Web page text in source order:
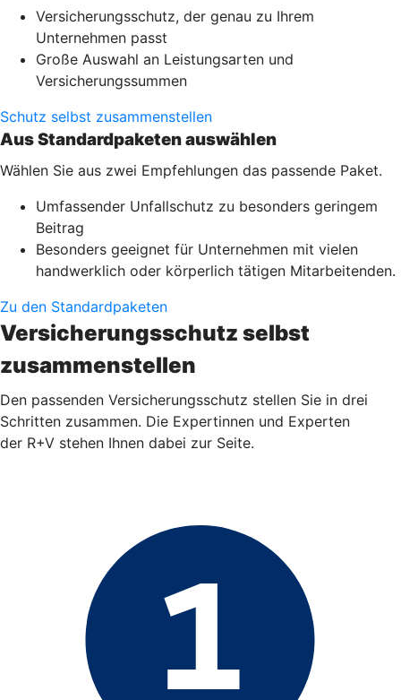
Versicherungsschutz, der genau zu Ihrem
Unternehmen passt
Große Auswahl an Leistungsarten und
Versicherungssummen
Schutz selbst zusammenstellen
Aus Standardpaketen auswählen
Wählen Sie aus zwei Empfehlungen das passende Paket.
Umfassender Unfallschutz zu besonders geringem
Beitrag
Besonders geeignet für Unternehmen mit vielen
handwerklich oder körperlich tätigen Mitarbeitenden.
Zu den Standardpaketen
Versicherungsschutz selbst
zusammenstellen
Den passenden Versicherungsschutz stellen Sie in drei
Schritten zusammen. Die Expertinnen und Experten
der R+V stehen Ihnen dabei zur Seite.